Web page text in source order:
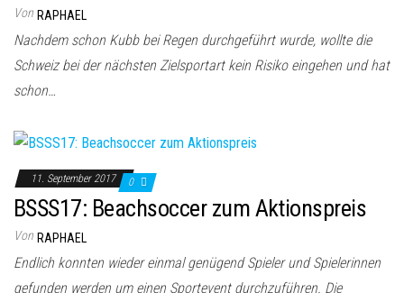
Von RAPHAEL
Nachdem schon Kubb bei Regen durchgeführt wurde, wollte die
Schweiz bei der nächsten Zielsportart kein Risiko eingehen und hat
schon…
11. September 2017 0
BSSS17: Beachsoccer zum Aktionspreis
Von RAPHAEL
Endlich konnten wieder einmal genügend Spieler und Spielerinnen
gefunden werden um einen Sportevent durchzuführen. Die